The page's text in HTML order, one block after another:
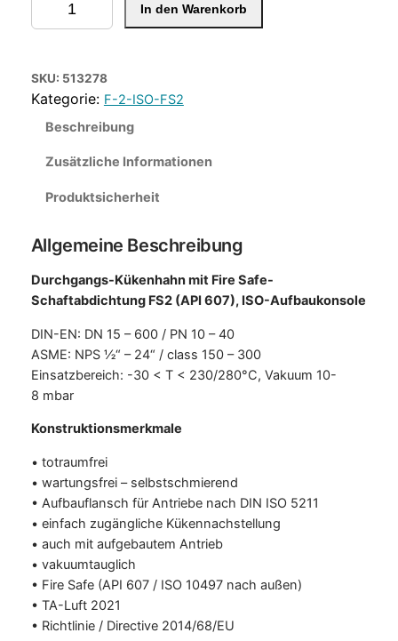
h
g
ü
e
n
N
5
/
P
N
4
0
–
S
t
In den Warenkorb
SKU: 513278
F-2-ISO-FS2
Beschreibung
Zusätzliche Informationen
Produktsicherheit
Allgemeine Beschreibung
Durchgangs-Kükenhahn mit Fire Safe-
Schaftabdichtung FS2 (API 607), ISO-Aufbaukonsole
DIN-EN: DN 15 – 600 / PN 10 – 40
ASME: NPS ½“ – 24“ / class 150 – 300
Einsatzbereich: -30 < T < 230/280°C, Vakuum 10-
8 mbar
Konstruktionsmerkmale
• totraumfrei
• wartungsfrei – selbstschmierend
• Aufbauflansch für Antriebe nach DIN ISO 5211
• einfach zugängliche Kükennachstellung
• auch mit aufgebautem Antrieb
• vakuumtauglich
• Fire Safe (API 607 / ISO 10497 nach außen)
• TA-Luft 2021
• Richtlinie / Directive 2014/68/EU